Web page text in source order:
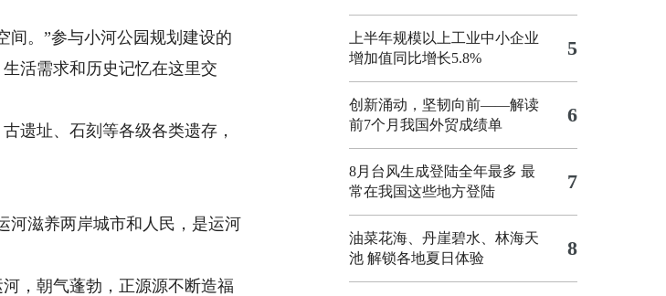
。”参与小河公园规划建设的
活需求和历史记忆在这里交
遗址、石刻等各级各类遗存，
滋养两岸城市和人民，是运河
朝气蓬勃，正源源不断造福
上半年规模以上工业中小企业
增加值同比增长5.8%
5
创新涌动，坚韧向前——解读
前7个月我国外贸成绩单
6
8月台风生成登陆全年最多 最
常在我国这些地方登陆
7
油菜花海、丹崖碧水、林海天
池 解锁各地夏日体验
8